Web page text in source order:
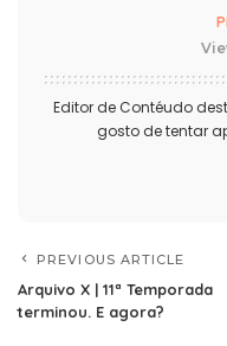
Editor de Contéudo
gosto de tentar
PREVIOUS ARTICLE
Arquivo X | 11ª Temporada
terminou. E agora?